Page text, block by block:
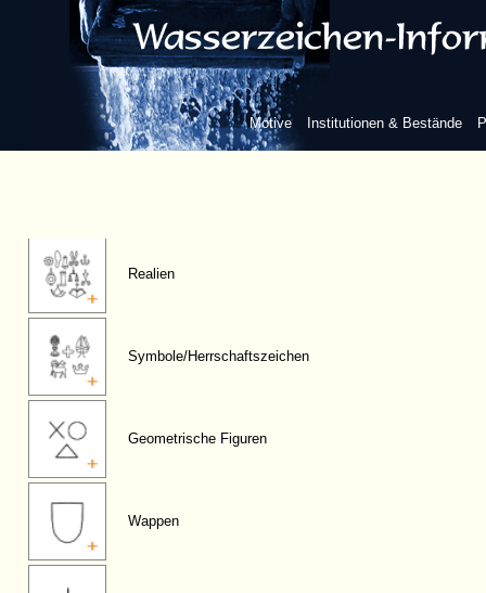
Motive Institutionen & Bestände
Fabelwesen
Flora
Realien
Symbole/Herrschaftszeichen
Geometrische Figuren
Wappen